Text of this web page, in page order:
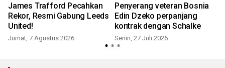
James Trafford Pecahkan
Rekor, Resmi Gabung Leeds
United!
Jumat, 7 Agustus 2026
Penyerang veteran Bosnia
Edin Dzeko perpanjang
kontrak dengan Schalke
Senin, 27 Juli 2026